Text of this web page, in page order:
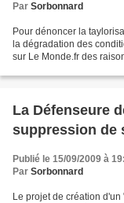
Par Sorbonnard
Pour dénoncer la
la dégradation des
sur Le Monde.fr des
La Défenseure
suppression de
Publié le 15/09/2009 à
Par Sorbonnard
Le projet de création